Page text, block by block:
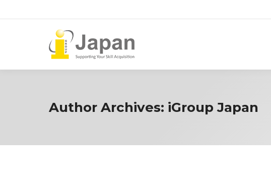
Author Archives: iGroup Japan